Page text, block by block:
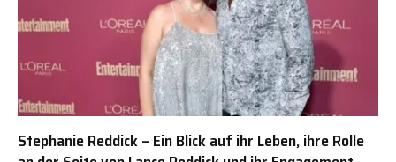
Stephanie Reddick – Ein Blick auf ihr Leben, ihre Rolle